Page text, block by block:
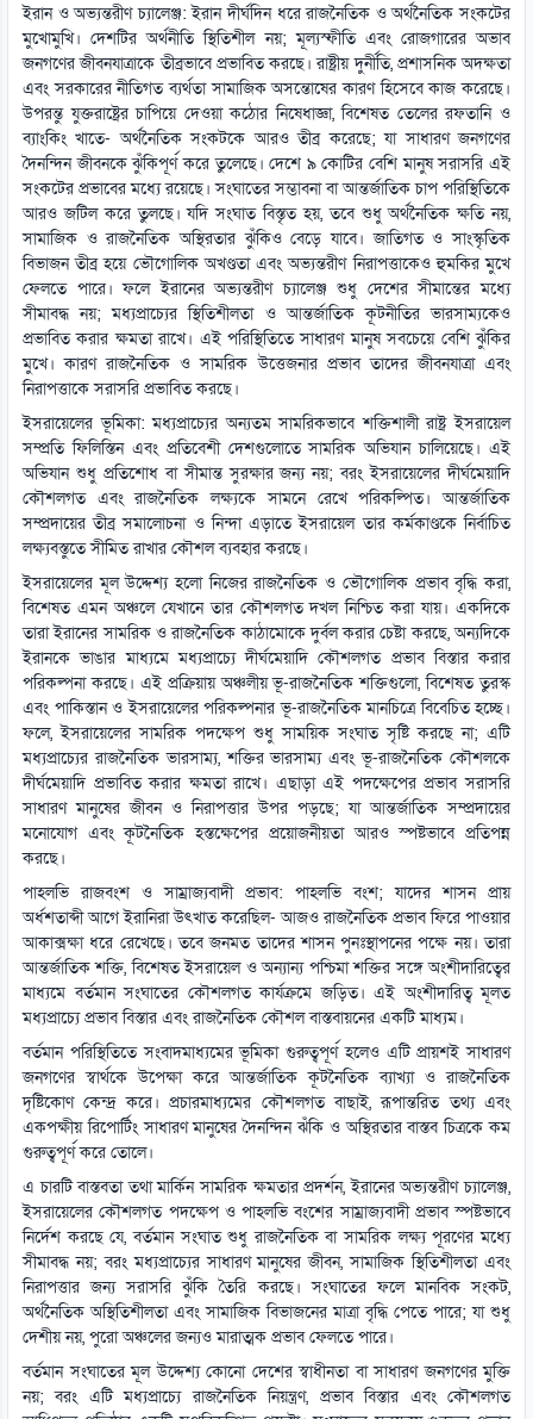
ইরান ও অভ্যন্তরীণ চ্যালেঞ্জ: ইরান দীর্ঘদিন ধরে রাজনৈতিক ও অর্থনৈতিক সংকটের
মুখোমুখি। দেশটির অর্থনীতি স্থিতিশীল নয়; মূল্যস্ফীতি এবং রোজগারের অভাব
জনগণের জীবনযাত্রাকে তীব্রভাবে প্রভাবিত করছে। রাষ্ট্রীয় দুর্নীতি, প্রশাসনিক অদক্ষতা
এবং সরকারের নীতিগত ব্যর্থতা সামাজিক অসন্তোষের কারণ হিসেবে কাজ করেছে।
উপরন্তু যুক্তরাষ্ট্রের চাপিয়ে দেওয়া কঠোর নিষেধাজ্ঞা, বিশেষত তেলের রফতানি ও
ব্যাংকিং খাতে- অর্থনৈতিক সংকটকে আরও তীব্র করেছে; যা সাধারণ জনগণের
দৈনন্দিন জীবনকে ঝুঁকিপূর্ণ করে তুলেছে। দেশে ৯ কোটির বেশি মানুষ সরাসরি এই
সংকটের প্রভাবের মধ্যে রয়েছে। সংঘাতের সম্ভাবনা বা আন্তর্জাতিক চাপ পরিস্থিতিকে
আরও জটিল করে তুলছে। যদি সংঘাত বিস্তৃত হয়, তবে শুধু অর্থনৈতিক ক্ষতি নয়,
সামাজিক ও রাজনৈতিক অস্থিরতার ঝুঁকিও বেড়ে যাবে। জাতিগত ও সাংস্কৃতিক
বিভাজন তীব্র হয়ে ভৌগোলিক অখণ্ডতা এবং অভ্যন্তরীণ নিরাপত্তাকেও হুমকির মুখে
ফেলতে পারে। ফলে ইরানের অভ্যন্তরীণ চ্যালেঞ্জ শুধু দেশের সীমান্তের মধ্যে
সীমাবদ্ধ নয়; মধ্যপ্রাচ্যের স্থিতিশীলতা ও আন্তর্জাতিক কূটনীতির ভারসাম্যকেও
প্রভাবিত করার ক্ষমতা রাখে। এই পরিস্থিতিতে সাধারণ মানুষ সবচেয়ে বেশি ঝুঁকির
মুখে। কারণ রাজনৈতিক ও সামরিক উত্তেজনার প্রভাব তাদের জীবনযাত্রা এবং
নিরাপত্তাকে সরাসরি প্রভাবিত করছে।
ইসরায়েলের ভূমিকা: মধ্যপ্রাচ্যের অন্যতম সামরিকভাবে শক্তিশালী রাষ্ট্র ইসরায়েল
সম্প্রতি ফিলিস্তিন এবং প্রতিবেশী দেশগুলোতে সামরিক অভিযান চালিয়েছে। এই
অভিযান শুধু প্রতিশোধ বা সীমান্ত সুরক্ষার জন্য নয়; বরং ইসরায়েলের দীর্ঘমেয়াদি
কৌশলগত এবং রাজনৈতিক লক্ষ্যকে সামনে রেখে পরিকল্পিত। আন্তর্জাতিক
সম্প্রদায়ের তীব্র সমালোচনা ও নিন্দা এড়াতে ইসরায়েল তার কর্মকাণ্ডকে নির্বাচিত
লক্ষ্যবস্তুতে সীমিত রাখার কৌশল ব্যবহার করছে।
ইসরায়েলের মূল উদ্দেশ্য হলো নিজের রাজনৈতিক ও ভৌগোলিক প্রভাব বৃদ্ধি করা,
বিশেষত এমন অঞ্চলে যেখানে তার কৌশলগত দখল নিশ্চিত করা যায়। একদিকে
তারা ইরানের সামরিক ও রাজনৈতিক কাঠামোকে দুর্বল করার চেষ্টা করছে, অন্যদিকে
ইরানকে ভাঙার মাধ্যমে মধ্যপ্রাচ্যে দীর্ঘমেয়াদি কৌশলগত প্রভাব বিস্তার করার
পরিকল্পনা করছে। এই প্রক্রিয়ায় অঞ্চলীয় ভূ-রাজনৈতিক শক্তিগুলো, বিশেষত তুরস্ক
এবং পাকিস্তান ও ইসরায়েলের পরিকল্পনার ভূ-রাজনৈতিক মানচিত্রে বিবেচিত হচ্ছে।
ফলে, ইসরায়েলের সামরিক পদক্ষেপ শুধু সাময়িক সংঘাত সৃষ্টি করছে না; এটি
মধ্যপ্রাচ্যের রাজনৈতিক ভারসাম্য, শক্তির ভারসাম্য এবং ভূ-রাজনৈতিক কৌশলকে
দীর্ঘমেয়াদি প্রভাবিত করার ক্ষমতা রাখে। এছাড়া এই পদক্ষেপের প্রভাব সরাসরি
সাধারণ মানুষের জীবন ও নিরাপত্তার উপর পড়ছে; যা আন্তর্জাতিক সম্প্রদায়ের
মনোযোগ এবং কূটনৈতিক হস্তক্ষেপের প্রয়োজনীয়তা আরও স্পষ্টভাবে প্রতিপন্ন
করছে।
পাহলভি রাজবংশ ও সাম্রাজ্যবাদী প্রভাব: পাহলভি বংশ; যাদের শাসন প্রায়
অর্ধশতাব্দী আগে ইরানিরা উৎখাত করেছিল- আজও রাজনৈতিক প্রভাব ফিরে পাওয়ার
আকাক্সক্ষা ধরে রেখেছে। তবে জনমত তাদের শাসন পুনঃস্থাপনের পক্ষে নয়। তারা
আন্তর্জাতিক শক্তি, বিশেষত ইসরায়েল ও অন্যান্য পশ্চিমা শক্তির সঙ্গে অংশীদারিত্বের
মাধ্যমে বর্তমান সংঘাতের কৌশলগত কার্যক্রমে জড়িত। এই অংশীদারিত্ব মূলত
মধ্যপ্রাচ্যে প্রভাব বিস্তার এবং রাজনৈতিক কৌশল বাস্তবায়নের একটি মাধ্যম।
বর্তমান পরিস্থিতিতে সংবাদমাধ্যমের ভূমিকা গুরুত্বপূর্ণ হলেও এটি প্রায়শই সাধারণ
জনগণের স্বার্থকে উপেক্ষা করে আন্তর্জাতিক কূটনৈতিক ব্যাখ্যা ও রাজনৈতিক
দৃষ্টিকোণ কেন্দ্র করে। প্রচারমাধ্যমের কৌশলগত বাছাই, রূপান্তরিত তথ্য এবং
একপক্ষীয় রিপোর্টিং সাধারণ মানুষের দৈনন্দিন ঝঁকি ও অস্থিরতার বাস্তব চিত্রকে কম
গুরুত্বপূর্ণ করে তোলে।
এ চারটি বাস্তবতা তথা মার্কিন সামরিক ক্ষমতার প্রদর্শন, ইরানের অভ্যন্তরীণ চ্যালেঞ্জ,
ইসরায়েলের কৌশলগত পদক্ষেপ ও পাহলভি বংশের সাম্রাজ্যবাদী প্রভাব স্পষ্টভাবে
নির্দেশ করছে যে, বর্তমান সংঘাত শুধু রাজনৈতিক বা সামরিক লক্ষ্য পূরণের মধ্যে
সীমাবদ্ধ নয়; বরং মধ্যপ্রাচ্যের সাধারণ মানুষের জীবন, সামাজিক স্থিতিশীলতা এবং
নিরাপত্তার জন্য সরাসরি ঝুঁকি তৈরি করছে। সংঘাতের ফলে মানবিক সংকট,
অর্থনৈতিক অস্থিতিশীলতা এবং সামাজিক বিভাজনের মাত্রা বৃদ্ধি পেতে পারে; যা শুধু
দেশীয় নয়, পুরো অঞ্চলের জন্যও মারাত্মক প্রভাব ফেলতে পারে।
বর্তমান সংঘাতের মূল উদ্দেশ্য কোনো দেশের স্বাধীনতা বা সাধারণ জনগণের মুক্তি
নয়; বরং এটি মধ্যপ্রাচ্যে রাজনৈতিক নিয়ন্ত্রণ, প্রভাব বিস্তার এবং কৌশলগত